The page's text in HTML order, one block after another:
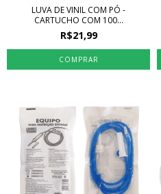
LUVA DE VINIL COM PÓ -
CARTUCHO COM 100...
R$21,99
COMPRAR